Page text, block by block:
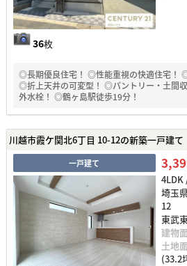
36枚
◎長期優良住宅！ ◎性能重視の快適住宅！
◎折上天井の可変型！ ◎パントリー・土間
外水栓！ ◎鶴ヶ島駅徒歩19分！
川越市霞ケ関北6丁目 10-12の新築一戸建て
一戸建て
4LDK
埼玉
12
東武
建物
土地
(33.2